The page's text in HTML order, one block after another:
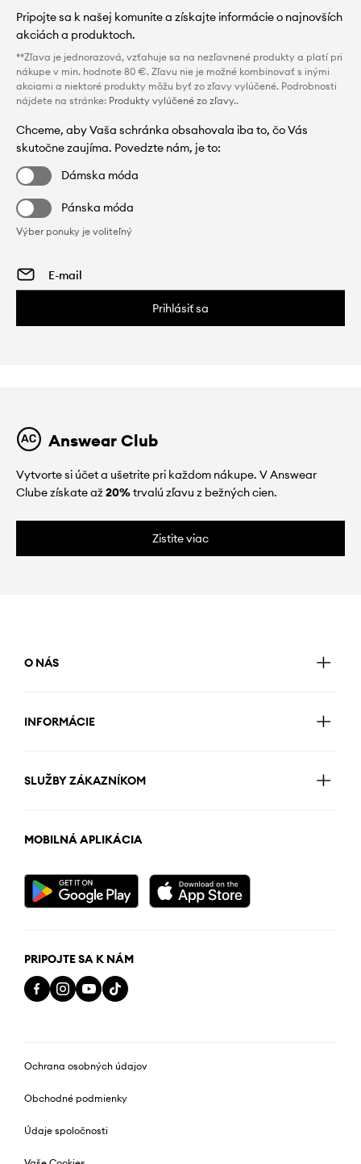
Pripojte sa k našej komunite a získajte informácie o najnovších
akciách a produktoch.
**Zľava je jednorazová, vzťahuje sa na nezľavnené produkty a platí pri
nákupe v min. hodnote 80 €. Zľavu nie je možné kombinovať s inými
akciami a niektoré produkty môžu byť zo zľavy vylúčené. Podrobnosti
nájdete na stránke: Produkty vylúčené zo zľavy..
Chceme, aby Vaša schránka obsahovala iba to, čo Vás
skutočne zaujíma. Povedzte nám, je to:
Dámska móda
Pánska móda
Výber ponuky je voliteľný
Prihlásiť sa
Answear Club
Vytvorte si účet a ušetrite pri každom nákupe. V Answear
Clube získate až20%trvalú zľavu z bežných cien.
Zistite viac
O NÁS
INFORMÁCIE
SLUŽBY ZÁKAZNÍKOM
MOBILNÁ APLIKÁCIA
PRIPOJTE SA K NÁM
Ochrana osobných údajov
Obchodné podmienky
Údaje spoločnosti